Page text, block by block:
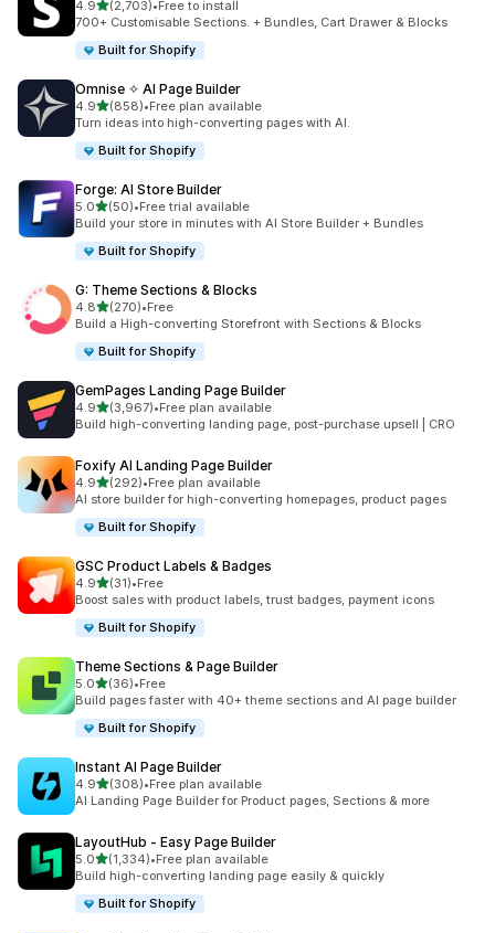
4.9เต็ม 5 ดาว
(2,703)
ทั้งหมด 2703 รีวิว
•Free to install
700+ Customisable Sections. + Bundles, Cart Drawer & Blocks
Built for Shopify
Omnise ✧ AI Page Builder
4.9เต็ม 5 ดาว
(858)
ทั้งหมด 858 รีวิว
•Free plan available
Turn ideas into high-converting pages with AI.
Built for Shopify
Forge: AI Store Builder
5.0เต็ม 5 ดาว
(50)
ทั้งหมด 50 รีวิว
•Free trial available
Build your store in minutes with AI Store Builder + Bundles
Built for Shopify
G: Theme Sections & Blocks
4.8เต็ม 5 ดาว
(270)
ทั้งหมด 270 รีวิว
•Free
Build a High-converting Storefront with Sections & Blocks
Built for Shopify
GemPages Landing Page Builder
4.9เต็ม 5 ดาว
(3,967)
ทั้งหมด 3967 รีวิว
•Free plan available
Build high-converting landing page, post-purchase upsell | CRO
Foxify AI Landing Page Builder
4.9เต็ม 5 ดาว
(292)
ทั้งหมด 292 รีวิว
•Free plan available
AI store builder for high-converting homepages, product pages
Built for Shopify
GSC Product Labels & Badges
4.9เต็ม 5 ดาว
(31)
ทั้งหมด 31 รีวิว
•Free
Boost sales with product labels, trust badges, payment icons
Built for Shopify
Theme Sections & Page Builder
5.0เต็ม 5 ดาว
(36)
ทั้งหมด 36 รีวิว
•Free
Build pages faster with 40+ theme sections and AI page builder
Built for Shopify
Instant AI Page Builder
4.9เต็ม 5 ดาว
(308)
ทั้งหมด 308 รีวิว
•Free plan available
AI Landing Page Builder for Product pages, Sections & more
LayoutHub ‑ Easy Page Builder
5.0เต็ม 5 ดาว
(1,334)
ทั้งหมด 1334 รีวิว
•Free plan available
Build high-converting landing page easily & quickly
Built for Shopify